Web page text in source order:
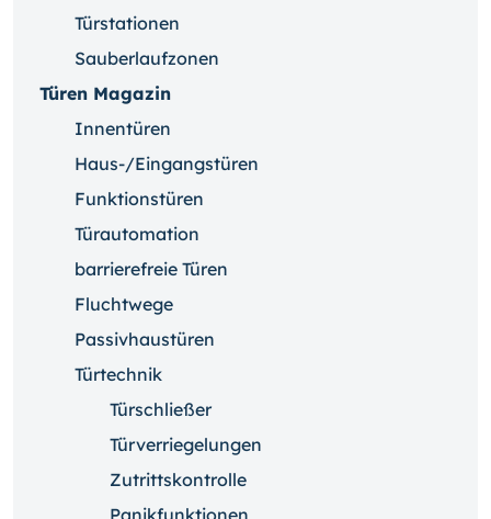
Türstationen
Sauberlaufzonen
Türen Magazin
Innentüren
Haus-/Eingangstüren
Funktionstüren
Türautomation
barrierefreie Türen
Fluchtwege
Passivhaustüren
Türtechnik
Türschließer
Türverriegelungen
Zutrittskontrolle
Panikfunktionen